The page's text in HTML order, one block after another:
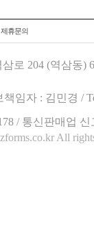
제휴문의
로 204 (역삼동)
임자 : 김민경 /
/ 통신판매업
All